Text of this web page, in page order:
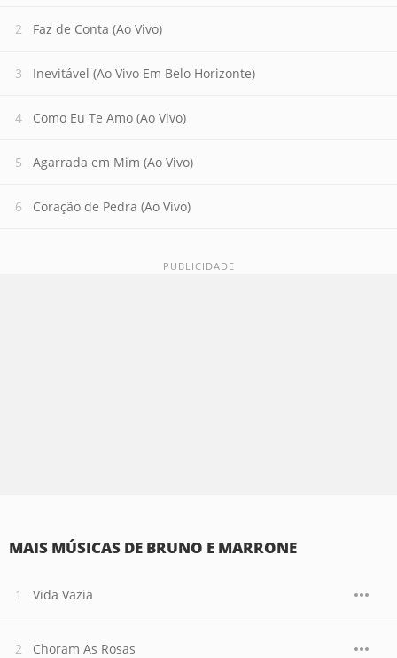
Faz de Conta (Ao Vivo)
Inevitável (Ao Vivo Em Belo Horizonte)
Como Eu Te Amo (Ao Vivo)
Agarrada em Mim (Ao Vivo)
Coração de Pedra (Ao Vivo)
MAIS MÚSICAS DE BRUNO E MARRONE
Vida Vazia
Choram As Rosas